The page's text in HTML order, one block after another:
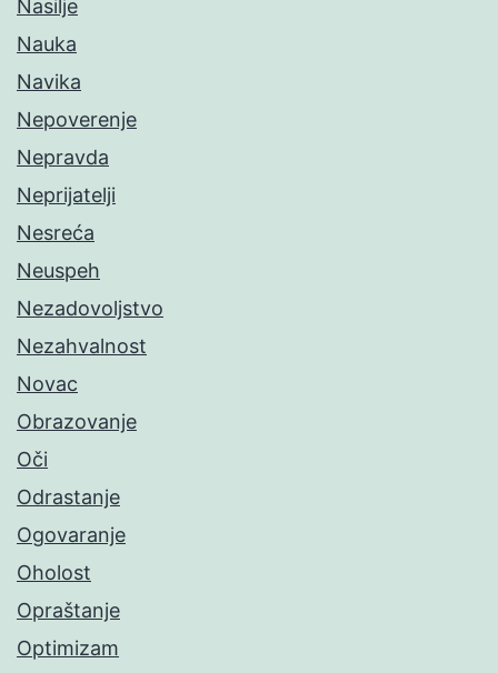
Nasilje
Nauka
Navika
Nepoverenje
Nepravda
Neprijatelji
Nesreća
Neuspeh
Nezadovoljstvo
Nezahvalnost
Novac
Obrazovanje
Oči
Odrastanje
Ogovaranje
Oholost
Opraštanje
Optimizam